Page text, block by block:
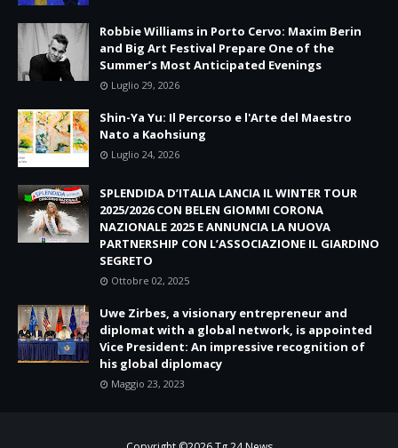
Robbie Williams in Porto Cervo: Maxim Berin
and Big Art Festival Prepare One of the
Summer’s Most Anticipated Evenings
Luglio 29, 2026
Shin-Ya Yu: Il Percorso e l'Arte del Maestro
Nato a Kaohsiung
Luglio 24, 2026
SPLENDIDA D’ITALIA LANCIA IL WINTER TOUR
2025/2026 CON BELEN GIOMMI CORONA
NAZIONALE 2025 E ANNUNCIA LA NUOVA
PARTNERSHIP CON L’ASSOCIAZIONE IL GIARDINO
SEGRETO
Ottobre 02, 2025
Uwe Zirbes, a visionary entrepreneur and
diplomat with a global network, is appointed
Vice President: An impressive recognition of
his global diplomacy
Maggio 23, 2023